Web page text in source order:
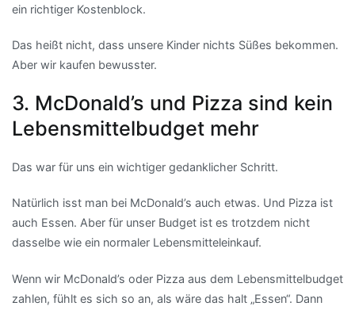
ein richtiger Kostenblock.
Das heißt nicht, dass unsere Kinder nichts Süßes bekommen.
Aber wir kaufen bewusster.
3. McDonald’s und Pizza sind kein
Lebensmittelbudget mehr
Das war für uns ein wichtiger gedanklicher Schritt.
Natürlich isst man bei McDonald’s auch etwas. Und Pizza ist
auch Essen. Aber für unser Budget ist es trotzdem nicht
dasselbe wie ein normaler Lebensmitteleinkauf.
Wenn wir McDonald’s oder Pizza aus dem Lebensmittelbudget
zahlen, fühlt es sich so an, als wäre das halt „Essen“. Dann